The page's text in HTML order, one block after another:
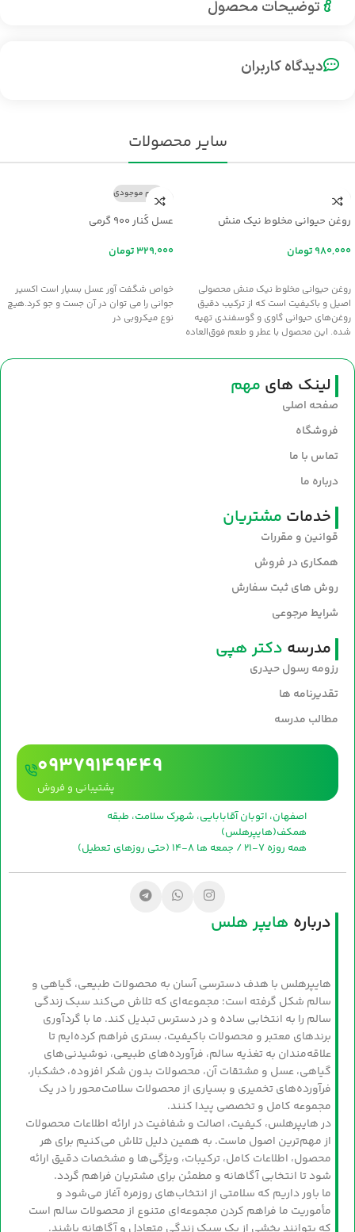
توضیحات محصول
دیدگاه کاربران
سایر محصولات
روغن حیوانی مخلوط نیک منش
تومان
روغن حیوانی مخلوط نیک منش محصولی
اصیل و باکیفیت است که از ترکیب دقیق
روغن‌های حیوانی گاوی و گوسفندی تهیه
شده. این محصول با عطر و طعم فوق‌العاده
خوش‌عطر و صبحانه‌های مقوی است. سلامت
و طعم اصیل را با روغن نیک‌منش به
سفره‌های خود بیاورید.
اتمام موجودی
عسل کُنار ۹۰۰ گرمی
تومان
خواص شگفت آور عسل بسيار است اکسير
جواني را مي توان در آن جست و جو کرد.هيچ
نوع ميکروبي در
لینک های مهم
صفحه اصلی
فروشگاه
تماس با ما
درباره ما
خدمات مشتریان
قوانین و مقررات
همکاری در فروش
روش های ثبت سفارش
شرایط مرجوعی
مدرسه دکتر هپی
رزومه رسول حیدری
تقدیرنامه ها
مطالب مدرسه
09379149449
پشتیبانی و فروش
اصفهان، اتوبان آقابابایی، شهرک سلامت، طبقه
همکف(هایپرهلس)
همه روزه 7-21 / جمعه ها 8-14 (حتی روزهای تعطیل)
درباره هایپر هلس
هایپرهلس با هدف دسترسی آسان به محصولات طبیعی، گیاهی و
سالم شکل گرفته است؛ مجموعه‌ای که تلاش می‌کند سبک زندگی
سالم را به انتخابی ساده و در دسترس تبدیل کند. ما با گردآوری
برندهای معتبر و محصولات باکیفیت، بستری فراهم کرده‌ایم تا
علاقه‌مندان به تغذیه سالم، فرآورده‌های طبیعی، نوشیدنی‌های
گیاهی، عسل و مشتقات آن، محصولات بدون شکر افزوده، خشکبار،
فرآورده‌های تخمیری و بسیاری از محصولات سلامت‌محور را در یک
مجموعه کامل و تخصصی پیدا کنند.
در هایپرهلس، کیفیت، اصالت و شفافیت در ارائه اطلاعات محصولات
از مهم‌ترین اصول ماست. به همین دلیل تلاش می‌کنیم برای هر
محصول، اطلاعات کامل، ترکیبات، ویژگی‌ها و مشخصات دقیق ارائه
شود تا انتخابی آگاهانه و مطمئن برای مشتریان فراهم گردد.
ما باور داریم که سلامتی از انتخاب‌های روزمره آغاز می‌شود و
مأموریت ما فراهم کردن مجموعه‌ای متنوع از محصولات سالم است